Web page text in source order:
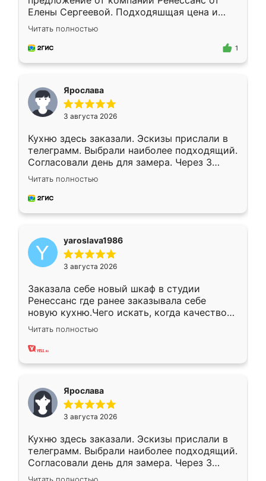
Елены Сергеевой. Подходяшщая цена и
короткие сроки изготовления. Приехавший
для замера сотрудник Владислав
предложил по моему эскизу самый
Читать полностью
1
Ярослава
3 августа 2026
Кухню здесь заказали. Эскизы прислали в
телеграмм. Выбрали наиболее подходящий.
Согласовали день для замера. Через 3
недели кухня была уже готова. Остались
довольны работой. Спасибо Ренессанс
мебель за качественную работу!
Читать полностью
yaroslava1986
3 августа 2026
Заказала себе новый шкаф в студии
Ренессанс где ранее заказывала себе
новую кухню.Чего искать, когда качеством
вполне довольна. Служит кухня уже почти
два года, нареканий нет.
Читать полностью
Ярослава
3 августа 2026
Кухню здесь заказали. Эскизы прислали в
телеграмм. Выбрали наиболее подходящий.
Согласовали день для замера. Через 3
недели кухня была уже готова. Остались